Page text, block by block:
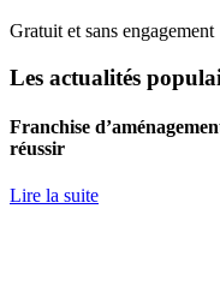
Gratuit et sans engagement
Les actualités
Franchise
réussir
Lire la suite